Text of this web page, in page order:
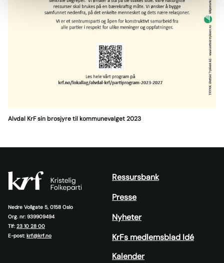
Alvdal KrF sin brosjyre til kommunevalget 2023
Nedre Vollgate 5, 0158 Oslo
Org. nr: 939909494
Tlf: 23 10 28 00
E-post: krf@krf.no
Ressursbank
Presse
Nyheter
KrFs medlemsblad Idé
Kalender